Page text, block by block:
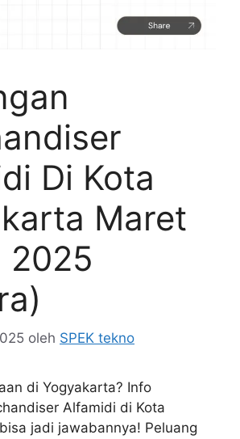
Di Kota
Maret
2025
oleh SPEK tekno
di Yogyakarta? Info
Alfamidi di Kota
jadi jawabannya! Peluang